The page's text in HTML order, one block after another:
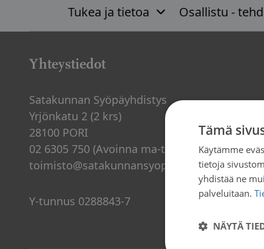
Tukea ja tietoa Osallistu -
Yhteystiedot
Satakunnan Syöpäyhdistys
Yrjönkatu 2 (2 krs)
28100 PORI
02 6305 750 (Avoinna ma-to klo 9-15)
toimisto@satakunnansyopayhdistys.fi
Y-tunnus 0288843-7
Tämä
Käytämme
tietoja
yhdistää ne
palveluitaan.
NÄYTÄ